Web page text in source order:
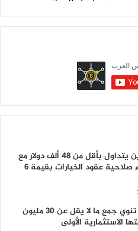
سعر البيتكوين يتداول بأقل من 48 ألف دولار مع
اقتراب انتهاء صلاحية عقود الخيارات بقيمة 6
شركة Brave تنوي جمع ما لا يقل عن 30 مليون
الاستثمارية الأولى